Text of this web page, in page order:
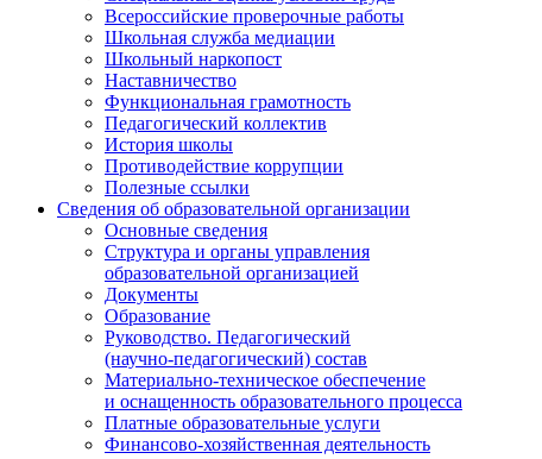
Всероссийские проверочные работы
Школьная служба медиации
Школьный наркопост
Наставничество
Функциональная грамотность
Педагогический коллектив
История школы
Противодействие коррупции
Полезные ссылки
Сведения об образовательной организации
Основные сведения
Структура и органы управления
образовательной организацией
Документы
Образование
Руководство. Педагогический
(научно-педагогический) состав
Материально-техническое обеспечение
и оснащенность образовательного процесса
Платные образовательные услуги
Финансово-хозяйственная деятельность